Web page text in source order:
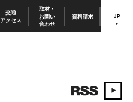
交通
アクセス
取材・
お問い
合わせ
資料請求 JP